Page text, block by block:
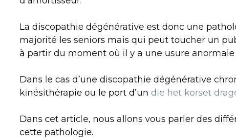
La discopathie dégénérative est donc une
majorité les seniors mais qui peut toucher un
à partir du moment où il y a une usure anormale
Dans le cas d’une discopathie dégénérative
kinésithérapie ou le port d’un die het korset
Dans cet article, nous allons vous parler des
cette pathologie.